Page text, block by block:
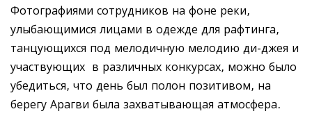
Фотографиями сотрудников на фоне реки,
улыбающимися лицами в одежде для рафтинга,
танцующихся под мелодичную мелодию ди-джея и
участвующих в различных конкурсах, можно было
убедиться, что день был полон позитивом, на
берегу Арагви была захватывающая атмосфера.